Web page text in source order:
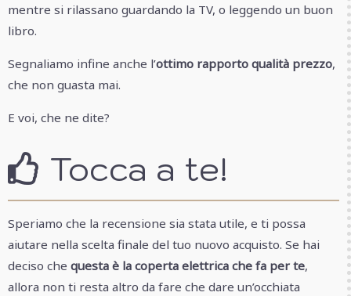
mentre si rilassano guardando la TV, o leggendo un buon
libro.
Segnaliamo infine anche l’ottimo rapporto qualità prezzo,
che non guasta mai.
E voi, che ne dite?
Tocca a te!
Speriamo che la recensione sia stata utile, e ti possa
aiutare nella scelta finale del tuo nuovo acquisto. Se hai
deciso che questa è la coperta elettrica che fa per te,
allora non ti resta altro da fare che dare un’occhiata